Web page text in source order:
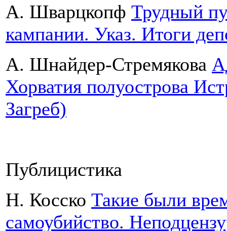
А. Шварцкопф Трудный
кампании. Указ. Итоги
А. Шнайдер-Стремякова
Хорватия полуострова
Загреб)
Публицистика
Н. Косско Такие были
самоубийство.